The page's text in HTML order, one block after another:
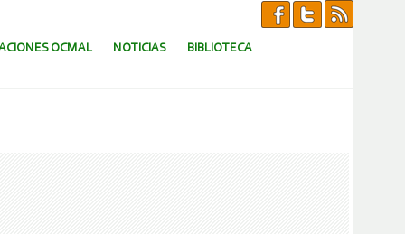
OCMAL NOTICIAS BIBLIOTECA